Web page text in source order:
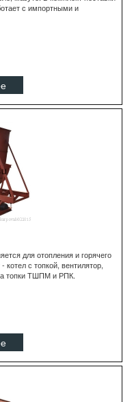
с импортными и
для отопления и горячего
котел с топкой, вентилятор,
топки ТШПМ и РПК.